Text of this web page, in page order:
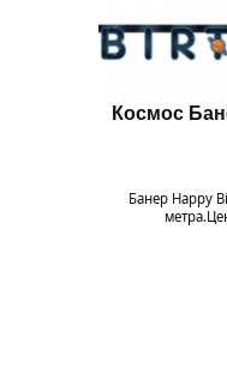
Космос
Банер Happy